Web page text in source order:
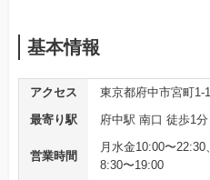
基本情報
アクセス
東京都府中市宮町1-
最寄り駅
府中駅 南口 徒歩1分
営業時間
月水金10:00〜
8:30〜19:00